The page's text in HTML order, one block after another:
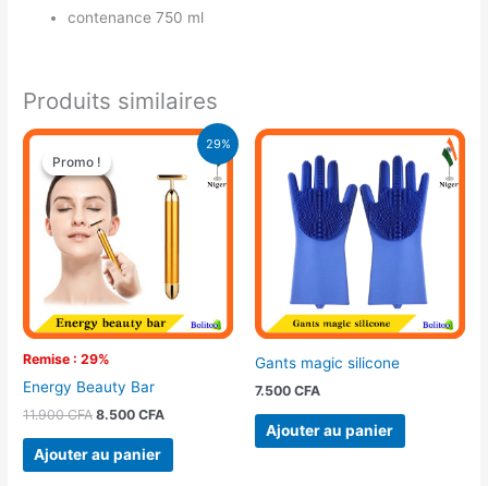
contenance 750 ml
Produits similaires
29%
Promo !
Remise : 29%
Promo !
Energy Beauty Bar
11.900CFA
Le
prix
initial
était :
11.900 CFA.
8.500CFA
Le
actuel
est :
8.500 CFA.
Ajouter au panier
Gants magic silicone
7.500 CFA
Ajouter au panier